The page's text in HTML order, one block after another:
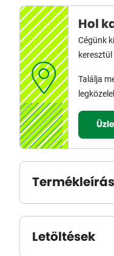
Hol
Cégünk
Találja
Termékleírás
Letöltések